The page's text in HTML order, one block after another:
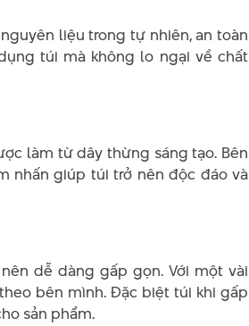
liệu trong tự nhiên, an toàn
túi mà không lo ngại về chất
làm từ dây thừng sáng tạo. Bên
nhấn giúp túi trở nên độc đáo và
dễ dàng gấp gọn. Với một vài
bên mình. Đặc biệt túi khi gấp
sản phẩm.